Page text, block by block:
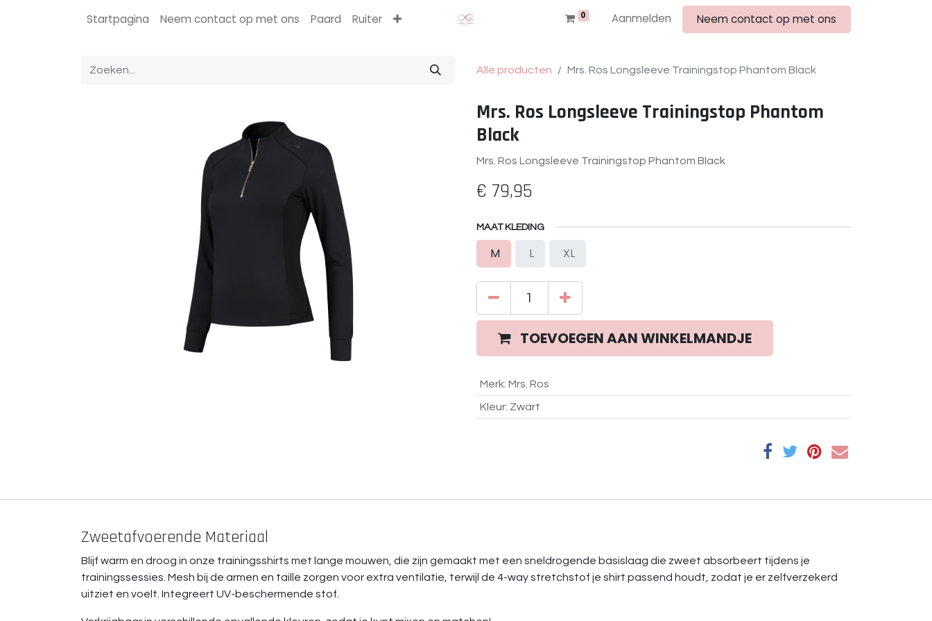
0 Aanmelden Neem contact op met ons
Startpagina Neem contact op met ons Paard Ruiter
Alle producten Mrs. Ros Longsleeve Trainingstop Phantom Black
Mrs. Ros Longsleeve Trainingstop Phantom
Black
Mrs. Ros Longsleeve Trainingstop Phantom Black
€ 79,95
MAAT KLEDING
M L XL
TOEVOEGEN AAN WINKELMANDJE
Merk: Mrs. Ros
Kleur: Zwart
Zweetafvoerende Materiaal
Blijf warm en droog in onze trainingsshirts met lange mouwen, die zijn gemaakt met een sneldrogende basislaag die zweet absorbeert tijdens je
trainingssessies. Mesh bij de armen en taille zorgen voor extra ventilatie, terwijl de 4-way stretchstof je shirt passend houdt, zodat je er zelfverzekerd
uitziet en voelt. Integreert UV-beschermende stof.